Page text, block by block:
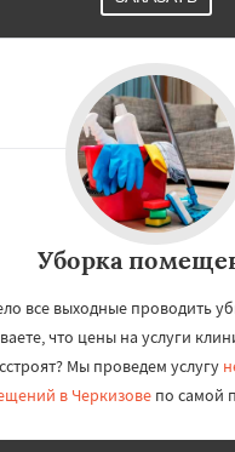
Уборка
все выходные проводить
что цены на услуги
Мы проведем услугу
в Черкизове по самой